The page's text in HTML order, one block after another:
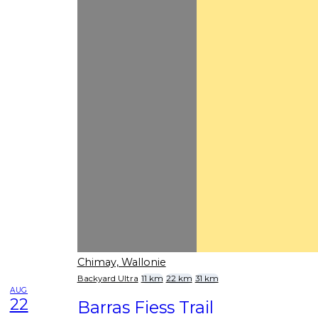
Chimay, Wallonie
Backyard Ultra 11 km 22 km 31 km
AUG
22 Barras Fiess Trail